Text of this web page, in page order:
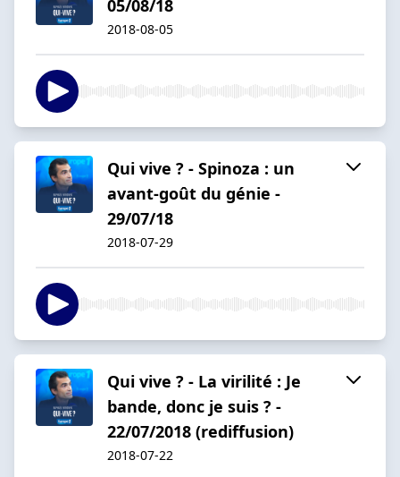
05/08/18
2018-08-05
Qui vive ? - Spinoza : un
avant-goût du génie -
29/07/18
2018-07-29
Qui vive ? - La virilité : Je
bande, donc je suis ? -
22/07/2018 (rediffusion)
2018-07-22